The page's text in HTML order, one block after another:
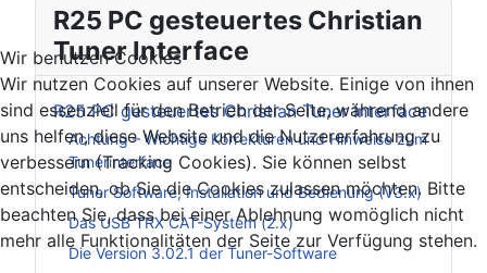
R25 PC gesteuertes Christian
Tuner Interface
R25 PC gesteuertes Christian Tuner Interface
Achtung – Wichtige Korrekturen und Hinweise zum
Tunerinterface
Tuner Software, Installation und Bedienung (V3.x)
Das USB TRX CAT-System (2.x)
Die Version 3.02.1 der Tuner-Software
Wir benutzen Cookies
Wir nutzen Cookies auf unserer Website. Einige von ihnen
sind essenziell für den Betrieb der Seite, während andere
uns helfen, diese Website und die Nutzererfahrung zu
verbessern (Tracking Cookies). Sie können selbst
entscheiden, ob Sie die Cookies zulassen möchten. Bitte
beachten Sie, dass bei einer Ablehnung womöglich nicht
mehr alle Funktionalitäten der Seite zur Verfügung stehen.